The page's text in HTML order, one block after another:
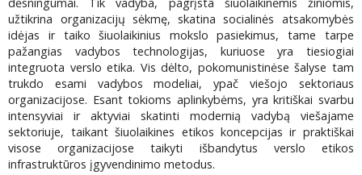
užtikrina organizacijų sėkmę, skatina socialinės atsakomybės
idėjas ir taiko šiuolaikinius mokslo pasiekimus, tame tarpe
pažangias vadybos technologijas, kuriuose yra tiesiogiai
integruota verslo etika. Vis dėlto, pokomunistinėse šalyse tam
trukdo esami vadybos modeliai, ypač viešojo sektoriaus
organizacijose. Esant tokioms aplinkybėms, yra kritiškai svarbu
intensyviai ir aktyviai skatinti modernią vadybą viešajame
sektoriuje, taikant šiuolaikines etikos koncepcijas ir praktiškai
visose organizacijose taikyti išbandytus verslo etikos
infrastruktūros įgyvendinimo metodus.